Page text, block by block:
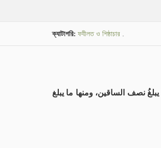
ক্যাটাগরি: ফযীলত ও শিষ্ঠাচার .
نصف الساقين، ومنها ما يبلغ